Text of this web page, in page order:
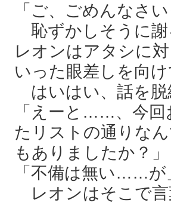
「ご、ごめんなさ
恥ずかしそうに謝
レオンはアタシに
いった眼差しを向
はいはい、話を脱
「えーと……、今回
たリストの通りな
もありましたか？」
「不備は無い……が
レオンはそこで言